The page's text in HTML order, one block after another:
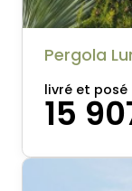
Pergola
livré et posé
15